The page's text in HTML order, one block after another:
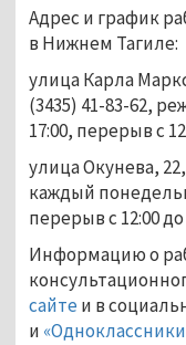
Адрес и график
в Нижнем Тагиле:
улица Карла
(3435) 41-83-62,
17:00, перерыв с
улица Окунева,
каждый
перерыв с 12:00 до
Информацию о
сайте и в
и «Одноклассники